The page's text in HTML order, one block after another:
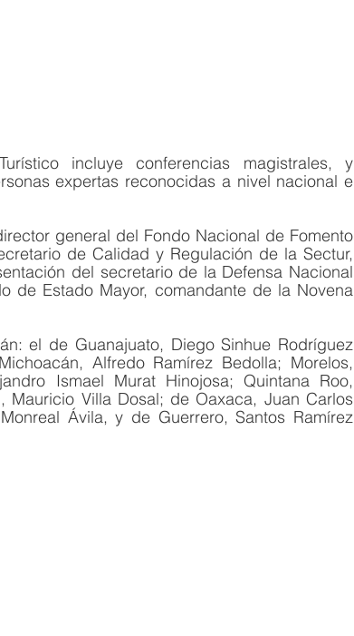
incluye conferencias magistrales, y
expertas reconocidas a nivel nacional e
general del Fondo Nacional de Fomento
de Calidad y Regulación de la Sectur,
del secretario de la Defensa Nacional
de Estado Mayor, comandante de la Novena
el de Guanajuato, Diego Sinhue Rodríguez
Alfredo Ramírez Bedolla; Morelos,
Ismael Murat Hinojosa; Quintana Roo,
Mauricio Villa Dosal; de Oaxaca, Juan Carlos
Ávila, y de Guerrero, Santos Ramírez